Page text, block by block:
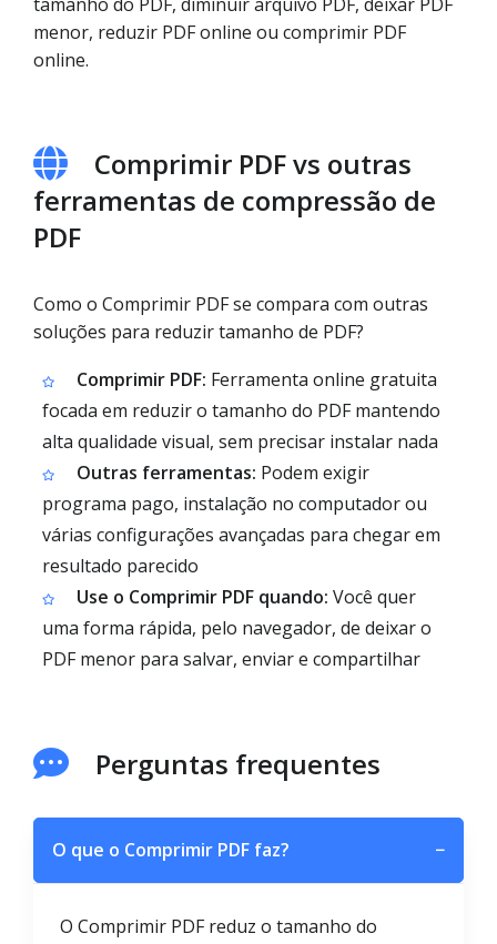
menor, reduzir PDF online ou comprimir PDF
online.
Comprimir PDF vs outras
ferramentas de compressão de
PDF
Como o Comprimir PDF se compara com outras
soluções para reduzir tamanho de PDF?
Comprimir PDF: Ferramenta online gratuita
focada em reduzir o tamanho do PDF mantendo
alta qualidade visual, sem precisar instalar nada
Outras ferramentas: Podem exigir
programa pago, instalação no computador ou
várias configurações avançadas para chegar em
resultado parecido
Use o Comprimir PDF quando: Você quer
uma forma rápida, pelo navegador, de deixar o
PDF menor para salvar, enviar e compartilhar
Perguntas frequentes
O que o Comprimir PDF faz? −
O Comprimir PDF reduz o tamanho do